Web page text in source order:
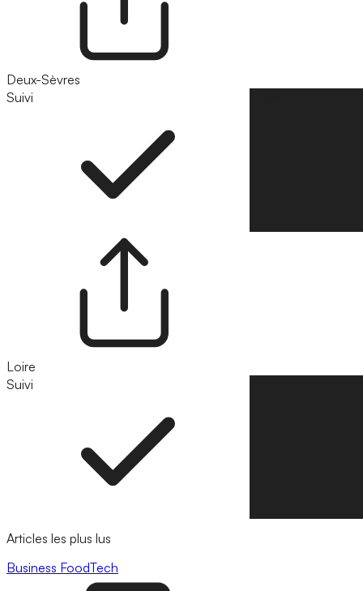
Deux-Sèvres
Suivi
Loire
Suivi
Articles les plus lus
Business FoodTech